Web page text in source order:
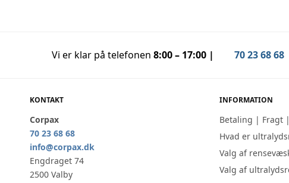
Vi er klar på telefonen8:00 – 17:00 | 70 23 68 68
KONTAKT
Corpax
70 23 68 68
info@corpax.dk
Engdraget 74
2500 Valby
INFORMATION
Betaling | Fragt
Hvad er
Valg af
Valg af